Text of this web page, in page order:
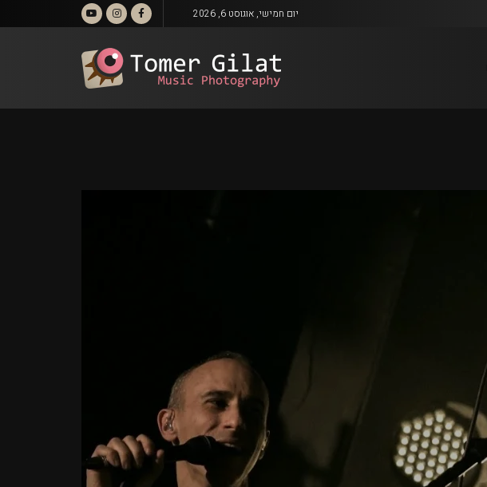
יום חמישי, אוגוסט 6, 2026